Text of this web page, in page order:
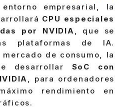
empresarial, la
CPU especiales
por NVIDIA, que se
plataformas de IA.
de consumo, la
desarrollar SoC con
, para ordenadores
rendimiento en